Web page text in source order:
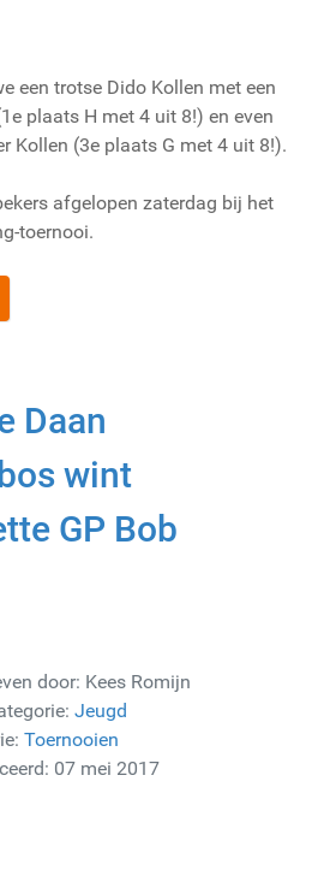
een trotse Dido Kollen met een
plaats H met 4 uit 8!) en even
Kollen (3e plaats G met 4 uit 8!).
afgelopen zaterdag bij het
toernooi.
Daan
wint
GP Bob
door: Kees Romijn
Jeugd
Toernooien
07 mei 2017